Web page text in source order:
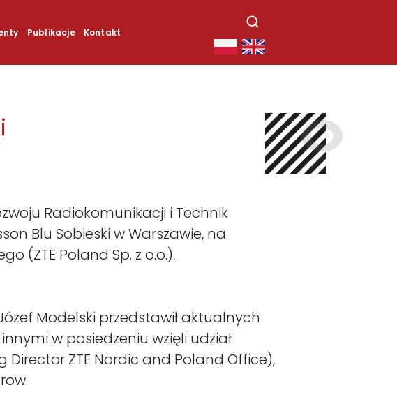
Publikacje Kontakt
Polski English
Radiokomunikacji i Technik
Blu Sobieski w Warszawie, na
(ZTE Poland Sp. z o.o.).
Modelski przedstawił aktualnych
w posiedzeniu wzięli udział
ZTE Nordic and Poland Office),